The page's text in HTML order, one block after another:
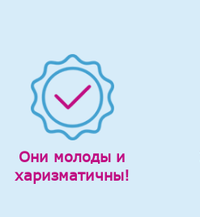
Они молоды и
харизматичны!